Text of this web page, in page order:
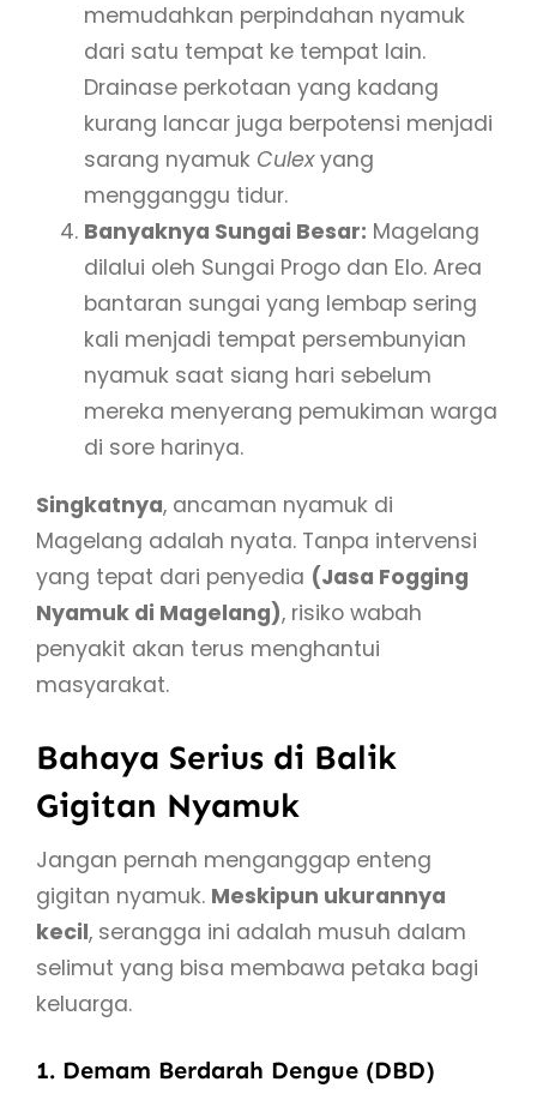
memudahkan perpindahan nyamuk
dari satu tempat ke tempat lain.
Drainase perkotaan yang kadang
kurang lancar juga berpotensi menjadi
sarang nyamuk Culexyang
mengganggu tidur.
Banyaknya Sungai Besar: Magelang
dilalui oleh Sungai Progo dan Elo. Area
bantaran sungai yang lembap sering
kali menjadi tempat persembunyian
nyamuk saat siang hari sebelum
mereka menyerang pemukiman warga
di sore harinya.
Singkatnya, ancaman nyamuk di
Magelang adalah nyata. Tanpa intervensi
yang tepat dari penyedia (Jasa Fogging
Nyamuk di Magelang), risiko wabah
penyakit akan terus menghantui
masyarakat.
Bahaya Serius di Balik
Gigitan Nyamuk
Jangan pernah menganggap enteng
gigitan nyamuk. Meskipun ukurannya
kecil, serangga ini adalah musuh dalam
selimut yang bisa membawa petaka bagi
keluarga.
1. Demam Berdarah Dengue (DBD)